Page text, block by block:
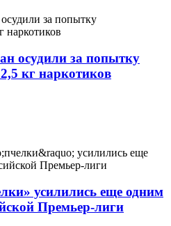
осудили за попытку
кг наркотиков
усилились еще одним
Премьер-лиги